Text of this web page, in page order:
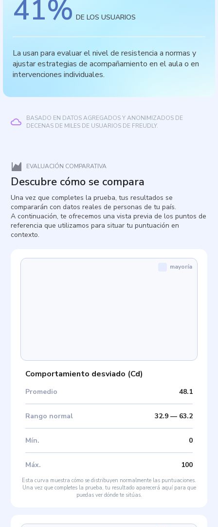
41% DE LOS USUARIOS
La usan para evaluar el nivel de resistencia a normas y
ajustar estrategias de acompañamiento en el aula o en
intervenciones individuales.
BASADO EN DATOS AGREGADOS Y ANONIMIZADOS DE
DECENAS DE MILES DE USUARIOS DE FREUDLY.
EVALUACIÓN COMPARATIVA
Descubre cómo se compara
Una vez que completes la prueba, tus resultados se
compararán con datos reales de personas de tu país.
A continuación, te ofrecemos una vista previa de los puntos de
referencia que utilizamos para situar tu puntuación en
contexto.
Comportamiento desviado (Cd)
Promedio 48.1
Rango normal 32.9— 63.2
Mín. 0
Máx. 100
mayoría
Esta curva muestra cómo se distribuyen normalmente las puntuaciones.
Una vez que completes la prueba, tu resultado aparecerá aquí para que
puedas ver dónde te sitúas.